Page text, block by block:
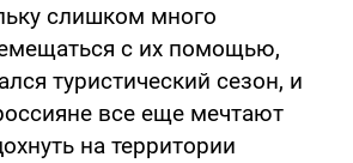
слишком много
с их помощью,
туристический сезон, и
все еще мечтают
на территории